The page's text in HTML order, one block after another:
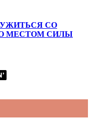
СО
МЕСТОМ СИЛЫ